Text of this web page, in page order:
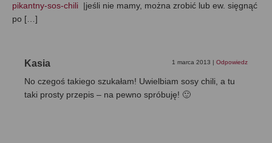
pikantny-sos-chili |jeśli nie mamy, można zrobić lub ew. sięgnąć
po […]
Kasia 1 marca 2013 Odpowiedz
No czegoś takiego szukałam! Uwielbiam sosy chili, a tu
taki prosty przepis – na pewno spróbuję! 🙂